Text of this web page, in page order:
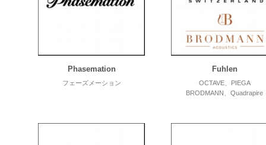
Phasemation
フェーズメーション
Fuhlen
OCTAVE、PIEGA
BRODMANN、Quadrapire